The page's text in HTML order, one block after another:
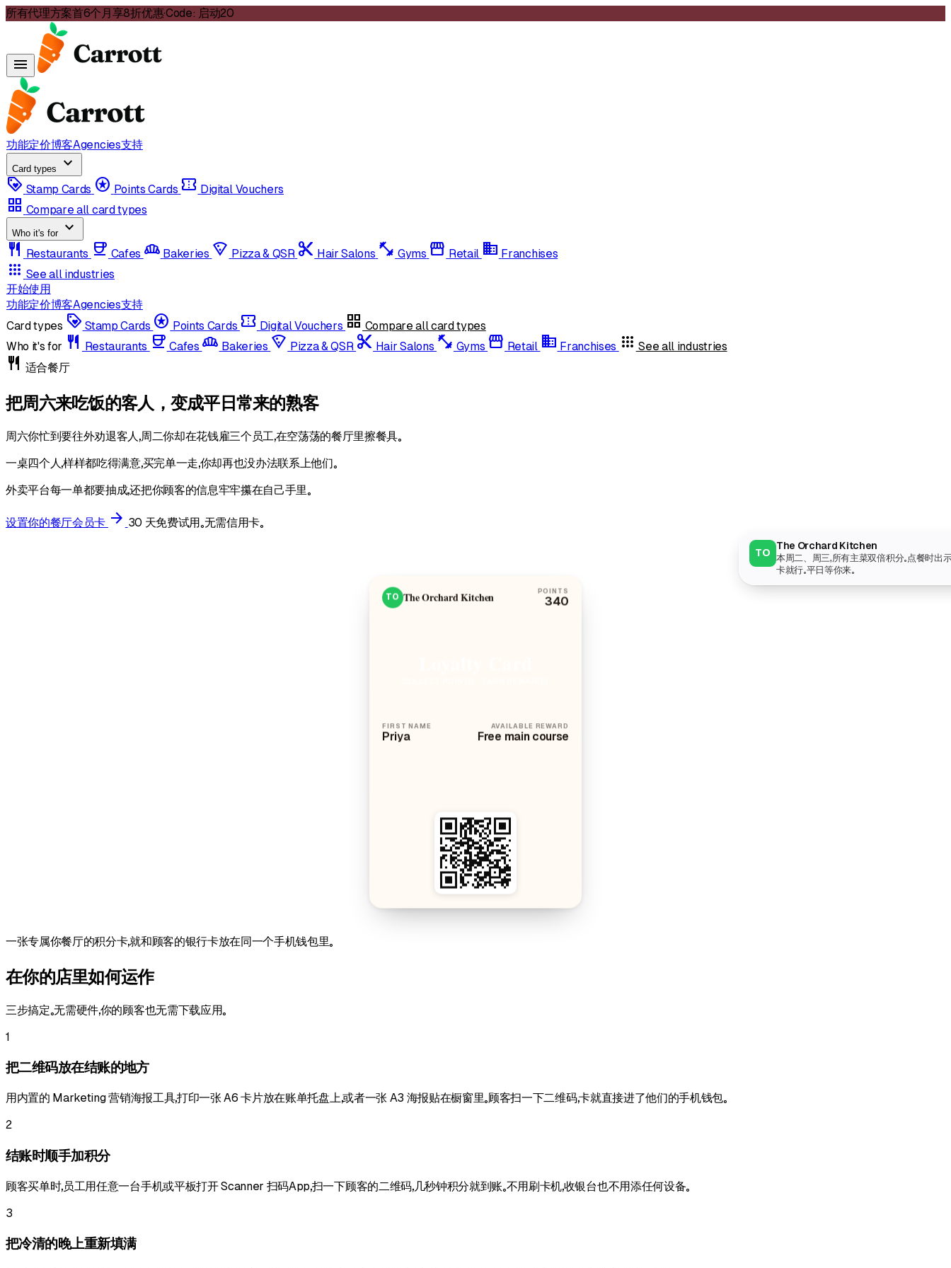
所有代理方案首6个月享8折优惠·Code: 启动20
menu
功能定价博客Agencies支持
Card types
expand_more
loyalty Stamp Cards stars Points Cards confirmation_number Digital Vouchers
grid_view Compare all card types
Who it's for expand_more
restaurant Restaurants coffee Cafes bakery_dining Bakeries local_pizza Pizza & QSR content_cut Hair Salons fitness_center Gyms storefront Retail domain Franchises
apps See all industries
开始使用
功能定价博客Agencies支持
Card types loyalty Stamp Cards stars Points Cards confirmation_number Digital Vouchers grid_view Compare all card types
Who it's for restaurant Restaurants coffee Cafes bakery_dining Bakeries local_pizza Pizza & QSR content_cut Hair Salons fitness_center Gyms storefront Retail domain Franchises apps See all industries
restaurant 适合餐厅
把周六来吃饭的客人，变成平日常来的熟客
周六你忙到要往外劝退客人，周二你却在花钱雇三个员工，在空荡荡的餐厅里擦餐具。
一桌四个人，样样都吃得满意，买完单一走，你却再也没办法联系上他们。
外卖平台每一单都要抽成，还把你顾客的信息牢牢攥在自己手里。
设置你的餐厅会员卡 arrow_forward 30 天免费试用。无需信用卡。
TO
The Orchard Kitchen
本周二、周三，所有主菜双倍积分。点餐时出
卡就行。平日等你来。
TO The Orchard Kitchen POINTS
340
FIRST NAME
Priya
AVAILABLE REWARD
Free main course
一张专属你餐厅的积分卡，就和顾客的银行卡放在同一个手机钱包里。
在你的店里如何运作
三步搞定。无需硬件，你的顾客也无需下载应用。
1
把二维码放在结账的地方
用内置的 Marketing 营销海报工具，打印一张 A6 卡片放在账单托盘上，或者一张 A3 海报贴在橱窗里。顾客扫一下二维码，卡就直接进了他们的手机钱包。
2
结账时顺手加积分
顾客买单时，员工用任意一台手机或平板打开 Scanner 扫码App，扫一下顾客的二维码，几秒钟积分就到账。不用刷卡机，收银台也不用添任何设备。
3
把冷清的晚上重新填满